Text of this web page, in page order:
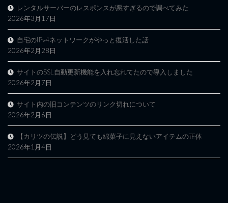
レンタルサーバーのレスポンスが悪すぎるので調べてみた
2026年3月17日
自宅のIPv4ネットワークがやっと復活した話
2026年2月28日
サイトのSSL自動更新機能を入れ忘れてたので導入しました
2026年2月7日
サイト内の旧コンテンツのリンク切れについて
2026年2月6日
【カリツの伝説】どう見ても綿菓子に見えないアイテムの正体
2026年1月4日